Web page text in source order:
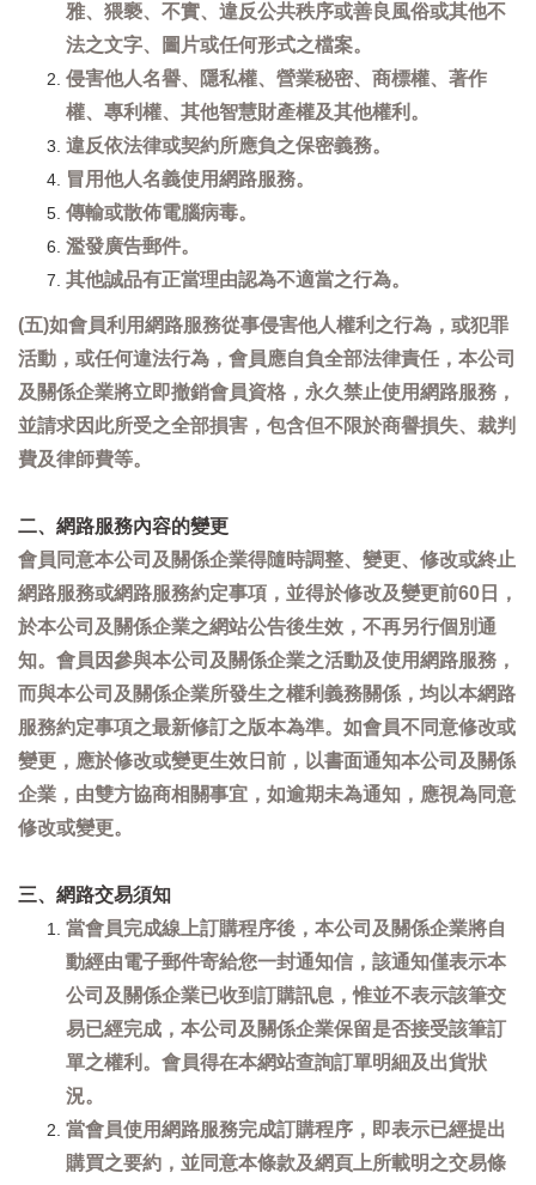
雅、猥褻、不實、違反公共秩序或善良風俗或其他不
法之文字、圖片或任何形式之檔案。
侵害他人名譽、隱私權、營業秘密、商標權、著作
權、專利權、其他智慧財產權及其他權利。
違反依法律或契約所應負之保密義務。
冒用他人名義使用網路服務。
傳輸或散佈電腦病毒。
濫發廣告郵件。
其他誠品有正當理由認為不適當之行為。
(五)如會員利用網路服務從事侵害他人權利之行為，或犯罪
活動，或任何違法行為，會員應自負全部法律責任，本公司
及關係企業將立即撤銷會員資格，永久禁止使用網路服務，
並請求因此所受之全部損害，包含但不限於商譽損失、裁判
費及律師費等。
二、網路服務內容的變更
會員同意本公司及關係企業得隨時調整、變更、修改或終止
網路服務或網路服務約定事項，並得於修改及變更前60日，
於本公司及關係企業之網站公告後生效，不再另行個別通
知。會員因參與本公司及關係企業之活動及使用網路服務，
而與本公司及關係企業所發生之權利義務關係，均以本網路
服務約定事項之最新修訂之版本為準。如會員不同意修改或
變更，應於修改或變更生效日前，以書面通知本公司及關係
企業，由雙方協商相關事宜，如逾期未為通知，應視為同意
修改或變更。
三、網路交易須知
當會員完成線上訂購程序後，本公司及關係企業將自
動經由電子郵件寄給您一封通知信，該通知僅表示本
公司及關係企業已收到訂購訊息，惟並不表示該筆交
易已經完成，本公司及關係企業保留是否接受該筆訂
單之權利。會員得在本網站查詢訂單明細及出貨狀
況。
當會員使用網路服務完成訂購程序，即表示已經提出
購買之要約，並同意本條款及網頁上所載明之交易條